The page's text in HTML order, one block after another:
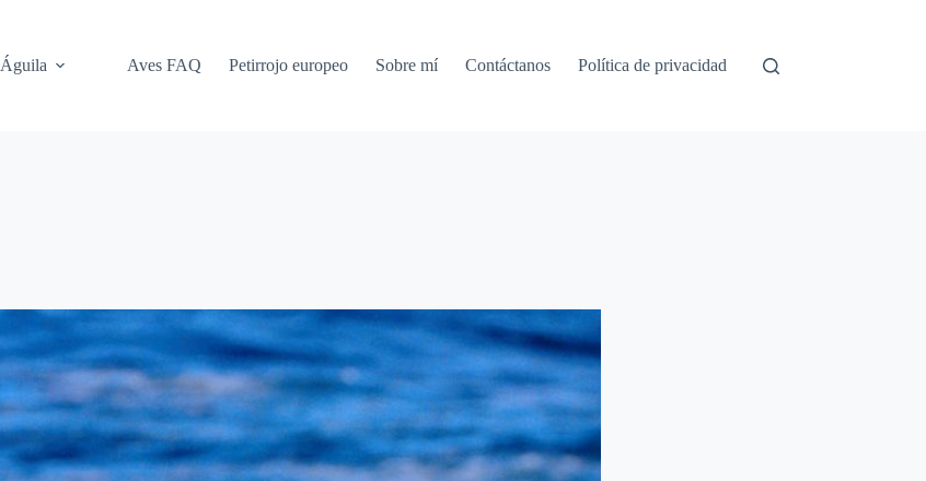
Águila
Aves FAQ Petirrojo europeo Sobre mí Contáctanos Política de privacidad